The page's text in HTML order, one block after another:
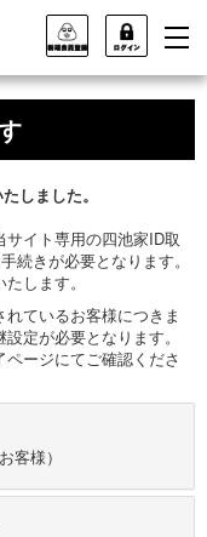
しました。
イト専用の四池家ID取
続きが必要となります。
します。
ているお客様につきま
定が必要となります。
ージにてご確認くださ
客様）